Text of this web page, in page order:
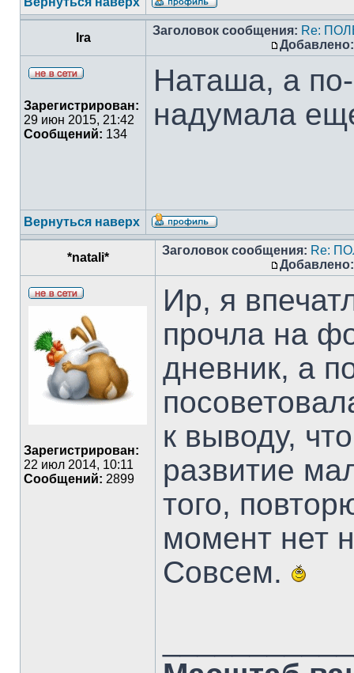
Ira
Заголовок сообщения: Re:
Добавлено:
Зарегистрирован:
29 июн 2015, 21:42
Сообщений: 134
Наташа, а
надумала
Вернуться наверх
*natali*
Заголовок сообщения: Re:
Добавлено:
Зарегистрирован:
22 июл 2014, 10:11
Сообщений: 2899
Ир, я
прочла на
дневник, а
к выводу,
развитие
того,
момент нет
Совсем.